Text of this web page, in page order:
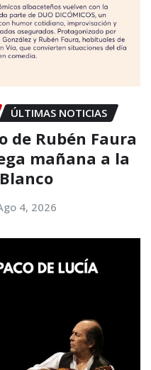
ÚLTIMAS NOTICIAS
de Rubén Faura
mañana a la
4, 2026